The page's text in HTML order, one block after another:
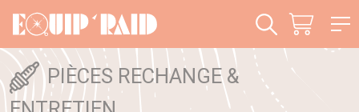
PIÈCES RECHANGE &
Panneau de gestion des cookies